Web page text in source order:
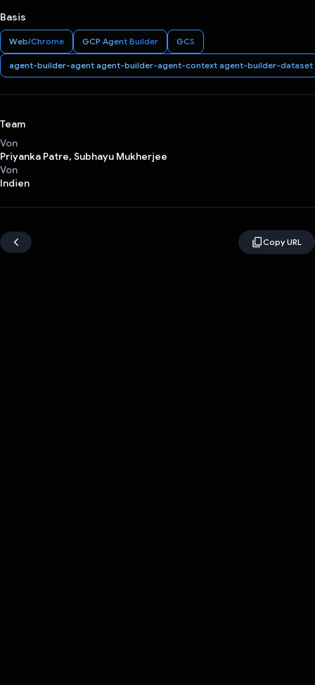
Basis
Web/Chrome GCP Agent Builder GCS
agent-builder-agent agent-builder-agent-context agent-builder-
Team
Von
Priyanka Patre, Subhayu Mukherjee
Von
Indien